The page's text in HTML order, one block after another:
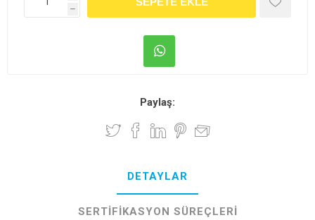
h
Paylaş:
DETAYLAR
SERTIFIKASYON SÜREÇLERI